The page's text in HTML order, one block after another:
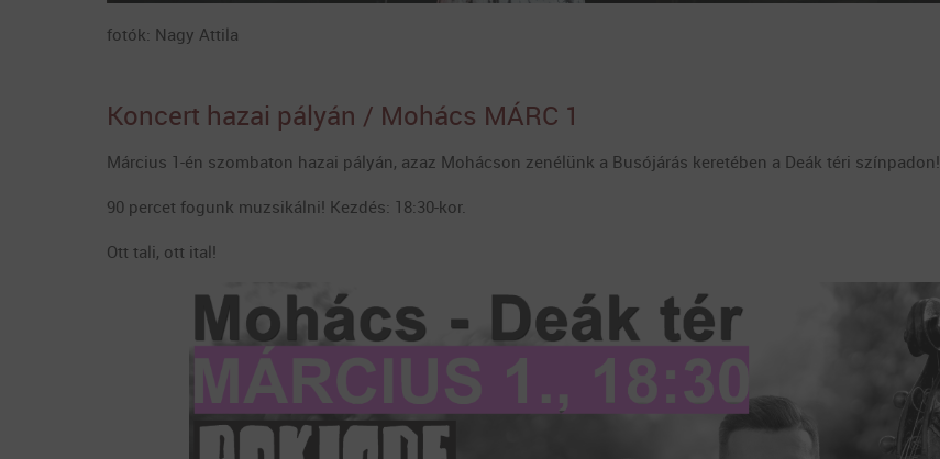
fotók: Nagy Attila
Koncert hazai pályán / Mohács MÁRC 1
Március 1-én szombaton hazai pályán, azaz Mohácson zenélünk a Busójárás keretében a Deák téri színpadon!
90 percet fogunk muzsikálni! Kezdés: 18:30-kor.
Ott tali, ott ital!